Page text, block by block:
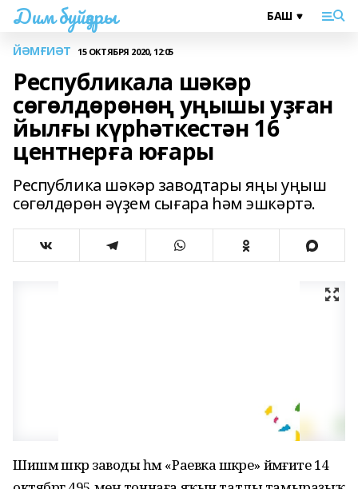
Дим буйҙары
ЙӘМҒИӘТ 15 ОКТЯБРЯ 2020, 12:05
Республикала шәкәр
сөгөлдөрөнөң уңышы уҙған
йылғы күрһәткестән 16
центнерға юғары
Республика шәкәр заводтары яңы уңыш
сөгөлдөрөн әүҙем сығара һәм эшкәртә.
Шишмә шәкәр заводы һәм «Раевка шәкәре» йәмғиәте 14